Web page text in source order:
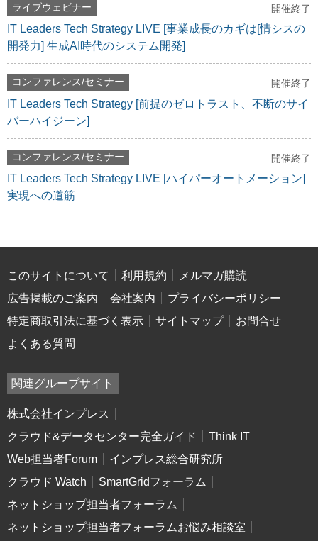
ライブウェビナー 開催終了
IT Leaders Tech Strategy LIVE [事業成長のカギは[情シスの
開発力] 生成AI時代のシステム開発]
コンファレンス/セミナー 開催終了
IT Leaders Tech Strategy [前提のゼロトラスト、不断のサイ
バーハイジーン]
コンファレンス/セミナー 開催終了
IT Leaders Tech Strategy LIVE [ハイパーオートメーション]
実現への道筋
このサイトについて 利用規約
メルマガ購読
広告掲載のご案内
会社案内
プライバシーポリシー
特定商取引法に基づく表示
サイトマップ
お問合せ
よくある質問
関連グループサイト
株式会社インプレス
クラウド&データセンター完全ガイド
Think IT
Web担当者Forum
インプレス総合研究所
クラウド Watch
SmartGridフォーラム
ネットショップ担当者フォーラム
ネットショップ担当者フォーラムお悩み相談室